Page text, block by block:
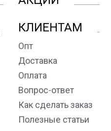
КЛИЕНТАМ
Опт
Доставка
Оплата
Вопрос-ответ
Как сделать заказ
Полезные статьи